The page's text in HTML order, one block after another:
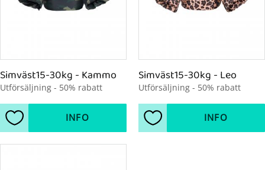
Simväst15-30kg - Kammo
Utförsäljning - 50% rabatt
Lägg till i favoriter
INFO
Simväst15-30kg - Leo
Utförsäljning - 50% rabatt
Lägg till i favoriter
INFO